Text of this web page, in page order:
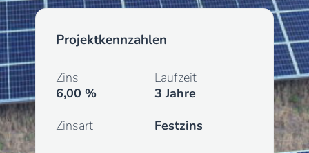
Projektkennzahlen
Zins
Laufzeit
6,00 %
3 Jahre
Zinsart
Festzins